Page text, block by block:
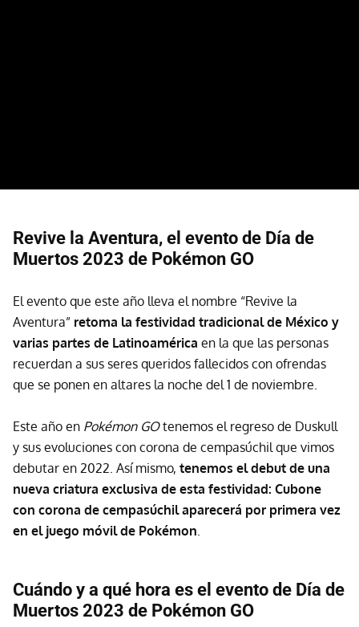
Revive la Aventura, el evento de Día de
Muertos 2023 de Pokémon GO
El evento que este año lleva el nombre “Revive la
Aventura” retoma la festividad tradicional de México y
varias partes de Latinoamérica en la que las personas
recuerdan a sus seres queridos fallecidos con ofrendas
que se ponen en altares la noche del 1 de noviembre.
Este año en Pokémon GOtenemos el regreso de Duskull
y sus evoluciones con corona de cempasúchil que vimos
debutar en 2022. Así mismo, tenemos el debut de una
nueva criatura exclusiva de esta festividad: Cubone
con corona de cempasúchil aparecerá por primera vez
en el juego móvil de Pokémon.
Cuándo y a qué hora es el evento de Día de
Muertos 2023 de Pokémon GO